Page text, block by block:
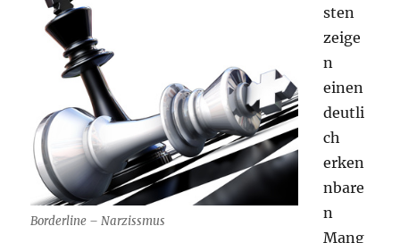
Borderline – Narzissmus
sten
zeige
n
einen
deutli
ch
erken
nbare
n
Mang